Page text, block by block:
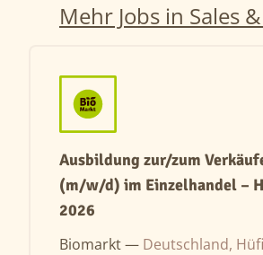
Mehr Jobs in Sales
Ausbildung zur/zum
(m/w/d) im Einzelhandel –
2026
Biomarkt — Deutschland,